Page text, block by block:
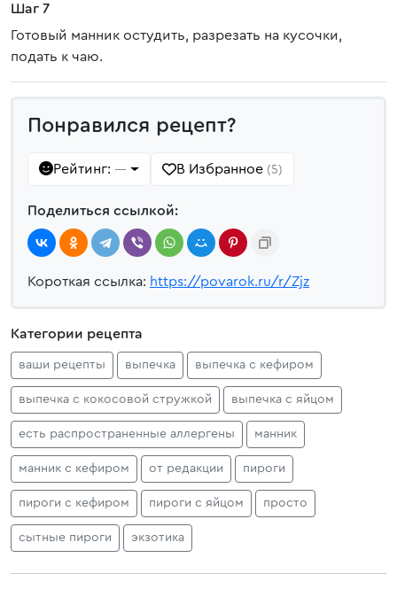
Шаг 7
Готовый манник остудить, разрезать на кусочки,
подать к чаю.
Понравился рецепт?
Рейтинг: — В Избранное (5)
Поделиться ссылкой:
Короткая ссылка: https://povarok.ru/r/Zjz
Категории рецепта
ваши рецепты выпечка выпечка с кефиром
выпечка с кокосовой стружкой выпечка с яйцом
есть распространенные аллергены манник
манник с кефиром от редакции пироги
пироги с кефиром пироги с яйцом просто
сытные пироги экзотика